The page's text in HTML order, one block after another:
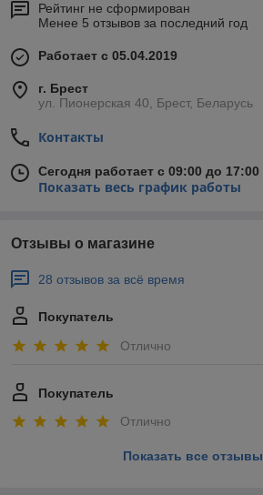
Рейтинг не сформирован
Менее 5 отзывов за последний год
Работает с 05.04.2019
г. Брест
ул. Пионерская 40, Брест, Беларусь
Контакты
Сегодня работает с 09:00 до 17:00
Показать весь график работы
Отзывы о магазине
28 отзывов за всё время
Покупатель
Отлично
Покупатель
Отлично
Показать все отзывы